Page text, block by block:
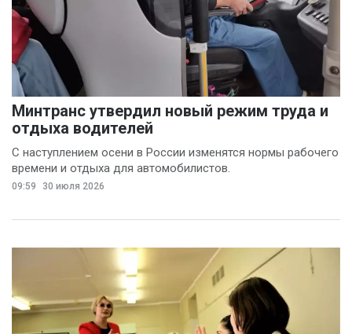
Минтранс утвердил новый режим труда и
отдыха водителей
С наступлением осени в России изменятся нормы рабочего
времени и отдыха для автомобилистов.
09:59 30 июля 2026